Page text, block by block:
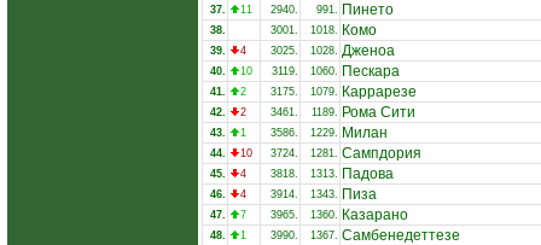
37. 11 2940. 991. Пинето
38. 3001. 1018. Комо
39. 4 3025. 1028. Дженоа
40. 10 3119. 1060. Пескара
41. 2 3175. 1079. Каррарезе
42. 2 3461. 1189. Рома Сити
43. 1 3586. 1229. Милан
44. 10 3724. 1281. Сампдория
45. 4 3818. 1313. Падова
46. 4 3914. 1343. Пиза
47. 7 3965. 1360. Казарано
48. 1 3990. 1367. Самбенедеттезе